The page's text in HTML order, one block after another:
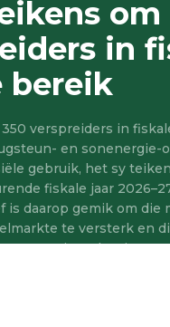
om
in
bereik
verspreiders in
en sonenergie-
gebruik, het sy
fiskale jaar
is daarop gemik om die
te versterk en
energie-oplossings